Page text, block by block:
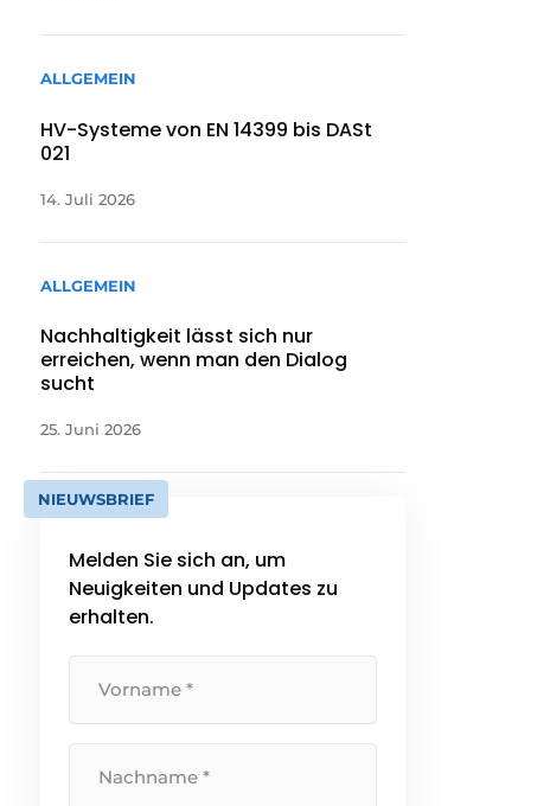
ALLGEMEIN
HV-Systeme von EN 14399 bis DASt
021
14. Juli 2026
ALLGEMEIN
Nachhaltigkeit lässt sich nur
erreichen, wenn man den Dialog
sucht
25. Juni 2026
NIEUWSBRIEF
Melden Sie sich an, um
Neuigkeiten und Updates zu
erhalten.